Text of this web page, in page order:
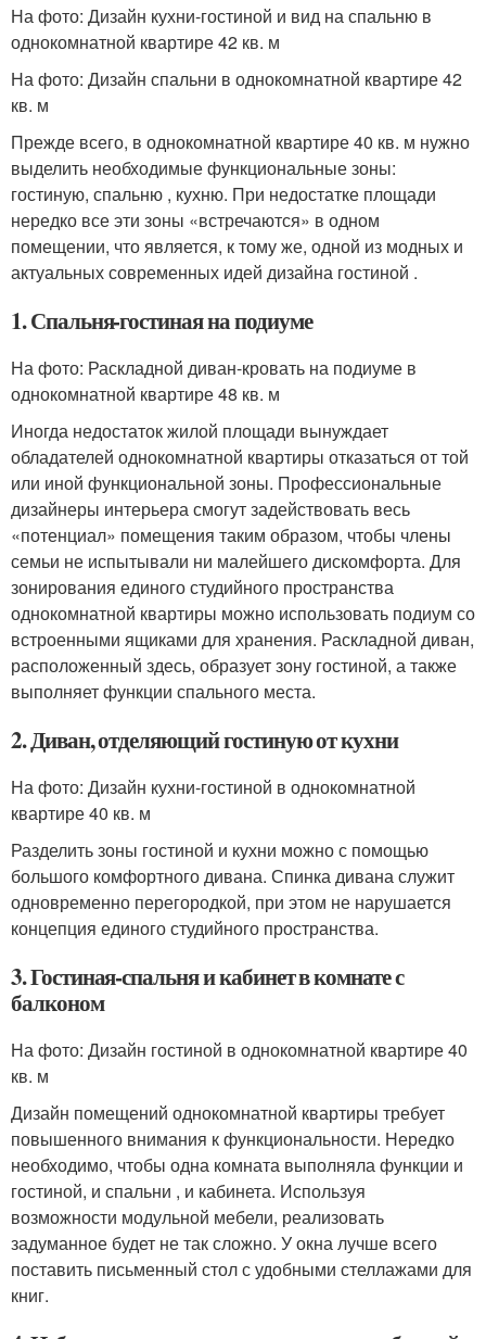
На фото: Дизайн кухни-гостиной и вид на спальню в
однокомнатной квартире 42 кв. м
На фото: Дизайн спальни в однокомнатной квартире 42
кв. м
Прежде всего, в однокомнатной квартире 40 кв. м нужно
выделить необходимые функциональные зоны:
гостиную, спальню , кухню. При недостатке площади
нередко все эти зоны «встречаются» в одном
помещении, что является, к тому же, одной из модных и
актуальных современных идей дизайна гостиной .
1. Спальня-гостиная на подиуме
На фото: Раскладной диван-кровать на подиуме в
однокомнатной квартире 48 кв. м
Иногда недостаток жилой площади вынуждает
обладателей однокомнатной квартиры отказаться от той
или иной функциональной зоны. Профессиональные
дизайнеры интерьера смогут задействовать весь
«потенциал» помещения таким образом, чтобы члены
семьи не испытывали ни малейшего дискомфорта. Для
зонирования единого студийного пространства
однокомнатной квартиры можно использовать подиум со
встроенными ящиками для хранения. Раскладной диван,
расположенный здесь, образует зону гостиной, а также
выполняет функции спального места.
2. Диван, отделяющий гостиную от кухни
На фото: Дизайн кухни-гостиной в однокомнатной
квартире 40 кв. м
Разделить зоны гостиной и кухни можно с помощью
большого комфортного дивана. Спинка дивана служит
одновременно перегородкой, при этом не нарушается
концепция единого студийного пространства.
3. Гостиная-спальня и кабинет в комнате с
балконом
На фото: Дизайн гостиной в однокомнатной квартире 40
кв. м
Дизайн помещений однокомнатной квартиры требует
повышенного внимания к функциональности. Нередко
необходимо, чтобы одна комната выполняла функции и
гостиной, и спальни , и кабинета. Используя
возможности модульной мебели, реализовать
задуманное будет не так сложно. У окна лучше всего
поставить письменный стол с удобными стеллажами для
книг.